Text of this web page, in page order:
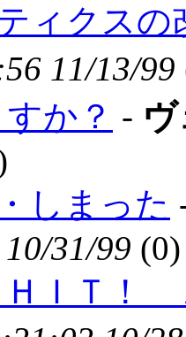
ィクス
11/13/99
か？ -
しまった
31/99 (0)
ＨＩＴ！